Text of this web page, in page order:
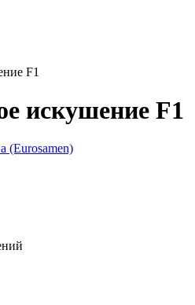
F1
искушение F1
(Eurosamen)